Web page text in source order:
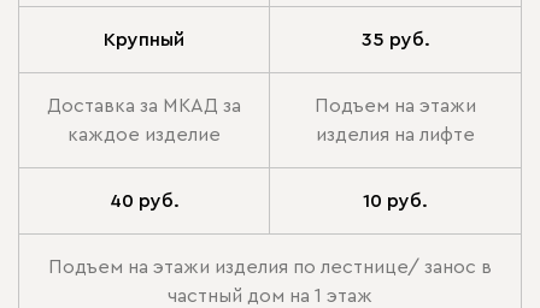
Крупный 35 руб.
Доставка за МКАД за
каждое изделие
Подъем на этажи
изделия на лифте
40 руб. 10 руб.
Подъем на этажи изделия по лестнице/ занос в
частный дом на 1 этаж